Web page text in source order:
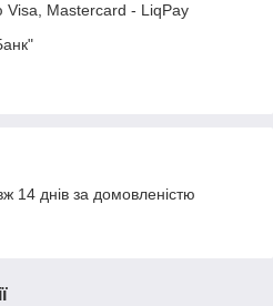
Visa, Mastercard - LiqPay
14 днів за домовленістю